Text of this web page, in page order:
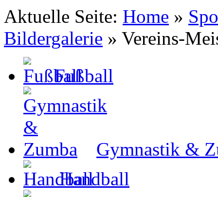
Aktuelle Seite: Home »
Bildergalerie » Vereins-
Fußball
Gymnastik &
Handball